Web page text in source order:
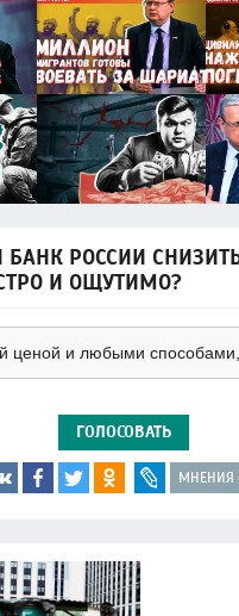
РОССИИ
И ОЩУТИМО?
ГОЛОСОВАТЬ
МНЕНИЯ